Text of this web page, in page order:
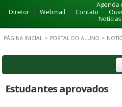
Agenda
Diretor
Webmail Contato
Notícias
PÁGINA INICIAL > PORTAL DO ALUNO >
Estudantes aprovados